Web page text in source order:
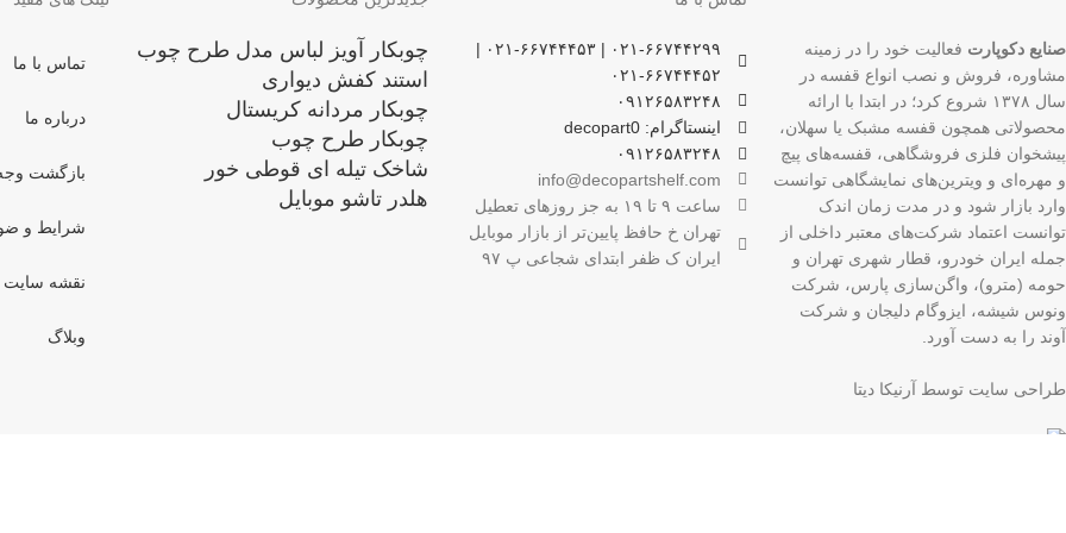
صنایع دکوپارت فعالیت خود را در زمینه
مشاوره، فروش و نصب انواع قفسه در
سال ۱۳۷۸ شروع کرد؛ در ابتدا با ارائه
محصولاتی همچون قفسه مشبک یا سهلان،
پیشخوان فلزی فروشگاهی، قفسه‌های پیچ
و مهره‌ای و ویترین‌های نمایشگاهی توانست
وارد بازار شود و در مدت زمان اندک
توانست اعتماد شرکت‌های معتبر داخلی از
جمله ایران خودرو، قطار شهری تهران و
حومه (مترو)، واگن‌سازی پارس، شرکت
ونوس شیشه، ایزوگام دلیجان و شرکت
آوند را به دست آورد.
۰۲۱-۶۶۷۴۴۲۹۹ | ۰۲۱-۶۶۷۴۴۴۵۳ |
۰۲۱-۶۶۷۴۴۴۵۲
۰۹۱۲۶۵۸۳۲۴۸
اینستاگرام: decopart0
۰۹۱۲۶۵۸۳۲۴۸
info@decopartshelf.com
ساعت ۹ تا ۱۹ به جز روزهای تعطیل
تهران خ حافظ پایین‌تر از بازار موبایل
ایران ک ظفر ابتدای شجاعی پ ۹۷
چوبکار آویز لباس مدل طرح چوب
استند کفش دیواری
چوبکار مردانه کریستال
چوبکار طرح چوب
شاخک تیله ای قوطی خور
هلدر تاشو موبایل
تماس با ما
درباره ما
بازگشت
شرایط و
نقشه سایت
وبلاگ
طراحی سایت توسط آرنیکا دیتا